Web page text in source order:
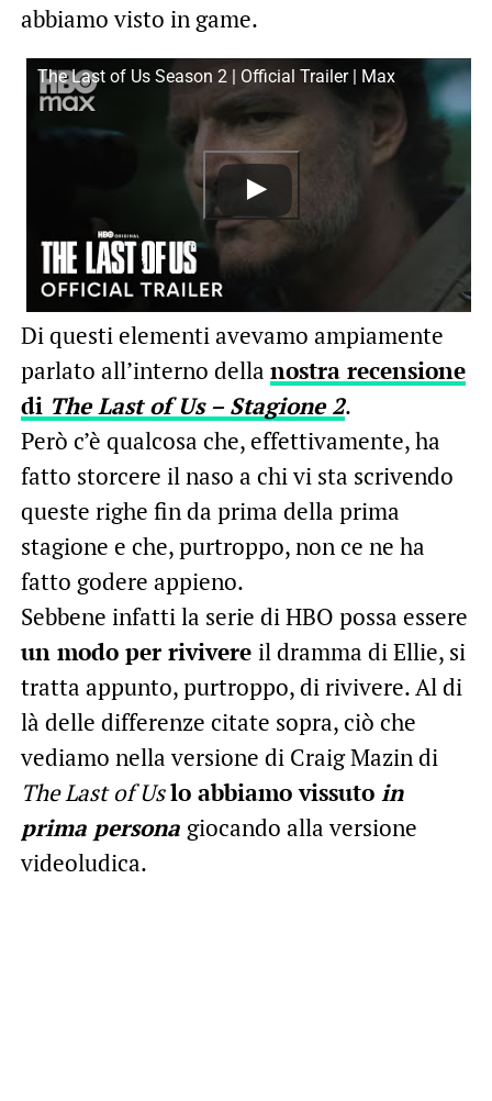
abbiamo visto in game.
The Last of Us Season 2 | Official Trailer | Max
Di questi elementi avevamo ampiamente
parlato all’interno della nostra recensione
di The Last of Us – Stagione 2.
Però c’è qualcosa che, effettivamente, ha
fatto storcere il naso a chi vi sta scrivendo
queste righe fin da prima della prima
stagione e che, purtroppo, non ce ne ha
fatto godere appieno.
Sebbene infatti la serie di HBO possa essere
un modo per rivivere il dramma di Ellie, si
tratta appunto, purtroppo, di rivivere. Al di
là delle differenze citate sopra, ciò che
vediamo nella versione di Craig Mazin di
The Last of Uslo abbiamo vissuto in
prima persona giocando alla versione
videoludica.